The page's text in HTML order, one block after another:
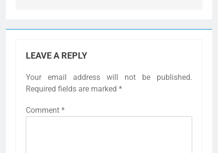
LEAVE A REPLY
Your email address will not be published.
Required fields are marked *
Comment *